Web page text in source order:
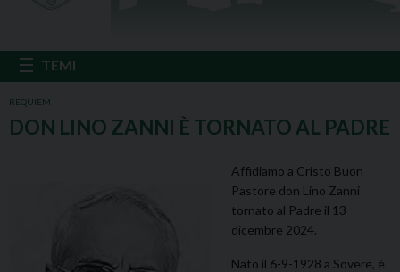
REQUIEM
DON LINO ZANNI È TORNATO AL PADRE
Affidiamo a Cristo Buon
Pastore don Lino Zanni
tornato al Padre il 13
dicembre 2024.
Nato il 6-9-1928 a Sovere, è